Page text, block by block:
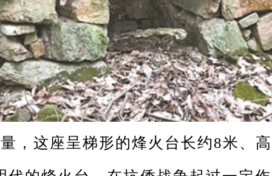
这座呈梯形的烽火台长约8米、高